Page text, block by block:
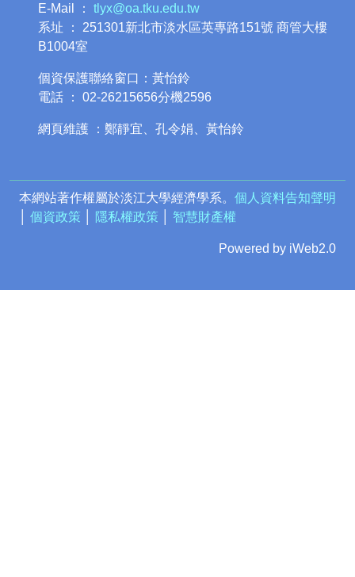
E-Mail ： tlyx@oa.tku.edu.tw
系址 ： 251301新北市淡水區英專路151號 商管大樓
B1004室
個資保護聯絡窗口：黃怡鈴
電話 ： 02-26215656分機2596
網頁維護 ：鄭靜宜、孔令娟、黃怡鈴
本網站著作權屬於淡江大學經濟學系。 個人資料告知聲明
個資政策 隱私權政策 智慧財產權
Powered by iWeb2.0